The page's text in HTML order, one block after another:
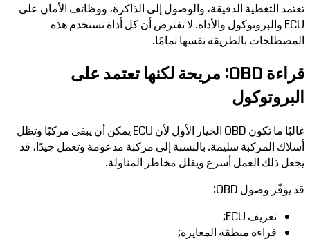
تعتمد التغطية الدقيقة، والوصول إلى الذاكرة، ووظائف الأمان على
ECU والبروتوكول والأداة. لا تفترض أن كل أداة تستخدم هذه
المصطلحات بالطريقة نفسها تمامًا.
قراءة OBD: مريحة لكنها تعتمد على
البروتوكول
غالبًا ما تكون OBD الخيار الأول لأن ECU يمكن أن يبقى مركبًا وتظل
أسلاك المركبة سليمة. بالنسبة إلى مركبة مدعومة وتعمل جيدًا، قد
يجعل ذلك العمل أسرع ويقلل مخاطر المناولة.
قد يوفّر وصول OBD:
تعريف ECU;
قراءة منطقة المعايرة;